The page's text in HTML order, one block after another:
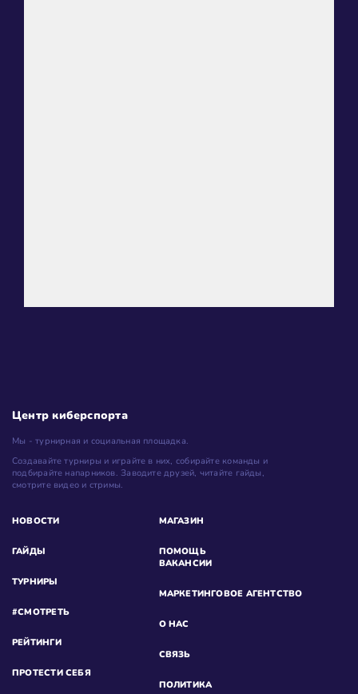
Центр киберспорта
Мы - турнирная и социальная площадка.
Создавайте турниры и играйте в них, собирайте команды и
подбирайте напарников. Заводите друзей, читайте гайды,
смотрите видео и стримы.
НОВОСТИ
ГАЙДЫ
ТУРНИРЫ
#СМОТРЕТЬ
РЕЙТИНГИ
ПРОТЕСТИ СЕБЯ
МАГАЗИН
ПОМОЩЬ
ВАКАНСИИ
МАРКЕТИНГОВОЕ АГЕНТСТВО
О НАС
СВЯЗЬ
ПОЛИТИКА